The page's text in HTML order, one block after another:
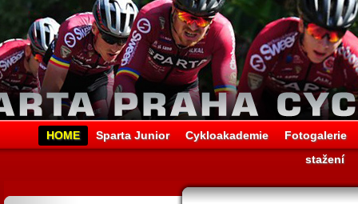
HOME Sparta Junior Cykloakademie
Fotogalerie
stažení